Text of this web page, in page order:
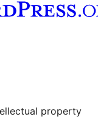
property